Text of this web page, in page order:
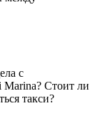
с
Стоит ли
такси?